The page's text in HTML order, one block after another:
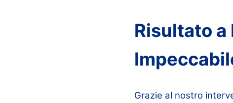
Risultato
Grazie al nostro